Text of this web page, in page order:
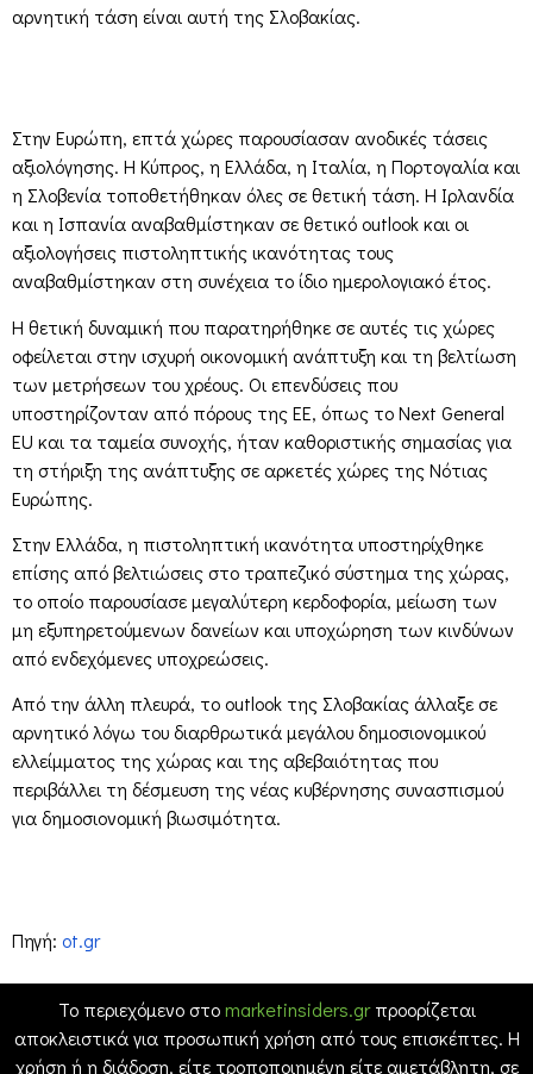
αρνητική τάση είναι αυτή της Σλοβακίας.
Στην Ευρώπη, επτά χώρες παρουσίασαν ανοδικές τάσεις
αξιολόγησης. Η Κύπρος, η Ελλάδα, η Ιταλία, η Πορτογαλία και
η Σλοβενία τοποθετήθηκαν όλες σε θετική τάση. Η Ιρλανδία
και η Ισπανία αναβαθμίστηκαν σε θετικό outlook και οι
αξιολογήσεις πιστοληπτικής ικανότητας τους
αναβαθμίστηκαν στη συνέχεια το ίδιο ημερολογιακό έτος.
Η θετική δυναμική που παρατηρήθηκε σε αυτές τις χώρες
οφείλεται στην ισχυρή οικονομική ανάπτυξη και τη βελτίωση
των μετρήσεων του χρέους. Οι επενδύσεις που
υποστηρίζονταν από πόρους της ΕΕ, όπως το Next General
EU και τα ταμεία συνοχής, ήταν καθοριστικής σημασίας για
τη στήριξη της ανάπτυξης σε αρκετές χώρες της Νότιας
Ευρώπης.
Στην Ελλάδα, η πιστοληπτική ικανότητα υποστηρίχθηκε
επίσης από βελτιώσεις στο τραπεζικό σύστημα της χώρας,
το οποίο παρουσίασε μεγαλύτερη κερδοφορία, μείωση των
μη εξυπηρετούμενων δανείων και υποχώρηση των κινδύνων
από ενδεχόμενες υποχρεώσεις.
Από την άλλη πλευρά, το outlook της Σλοβακίας άλλαξε σε
αρνητικό λόγω του διαρθρωτικά μεγάλου δημοσιονομικού
ελλείμματος της χώρας και της αβεβαιότητας που
περιβάλλει τη δέσμευση της νέας κυβέρνησης συνασπισμού
για δημοσιονομική βιωσιμότητα.
Πηγή: ot.gr
Το περιεχόμενο στοmarketinsiders.grπροορίζεται
αποκλειστικά για προσωπική χρήση από τους επισκέπτες. Η
χρήση ή η διάδοση, είτε τροποποιημένη είτε αμετάβλητη, σε